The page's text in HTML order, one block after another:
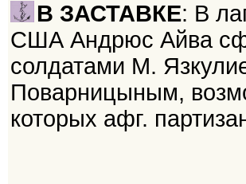
В ЗАСТАВКЕ: В
США Андрюс Айва
солдатами М.
Поварницыным,
которых афг.